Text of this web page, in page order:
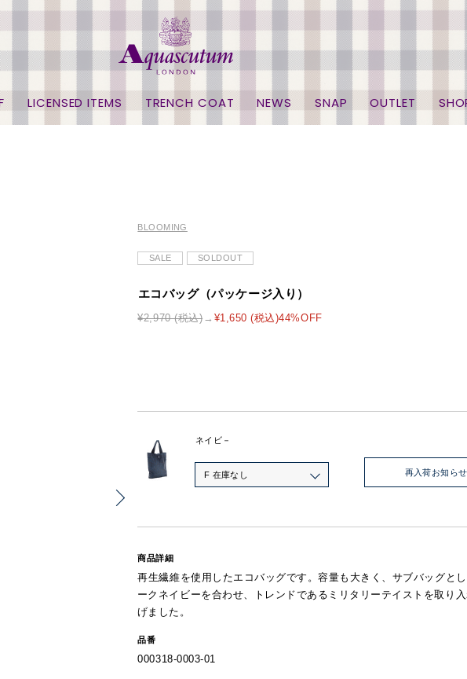
LICENSED ITEMS TRENCH COAT NEWS SNAP OUTLET
BLOOMING
SALE SOLDOUT
エコバッグ（パッケージ入り）
¥2,970 (税込) ¥1,650 (税込)44%OFF
ネイビ－
F 在庫なし 再入荷お知らせ
商品詳細
再生繊維を使用したエコバッグです。容量も大きく、サブバッグと
ークネイビーを合わせ、トレンドであるミリタリーテイストを取り
げました。
品番
000318-0003-01